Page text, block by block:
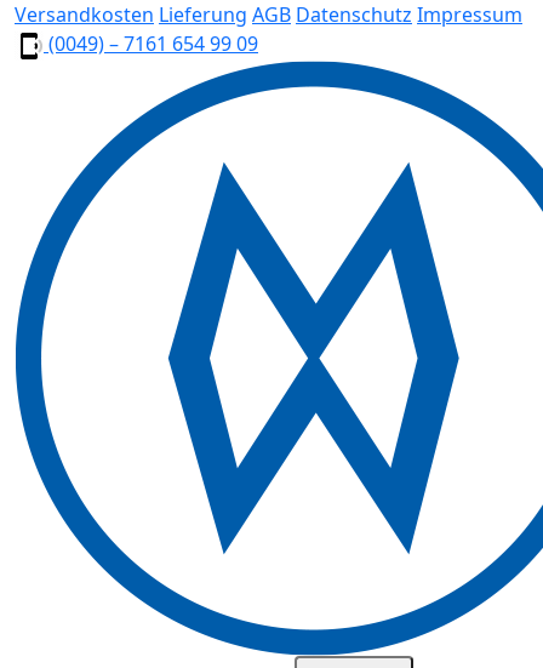
Versandkosten Lieferung AGB Datenschutz Impressum
(0049) – 7161 654 99 09